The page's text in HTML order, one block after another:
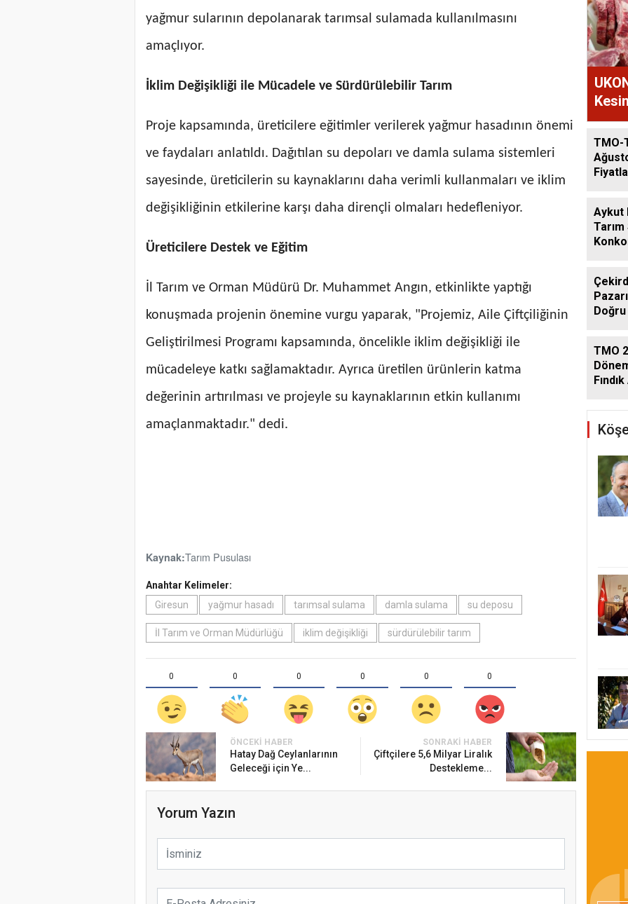
yağmur sularının depolanarak tarımsal sulamada kullanılmasını
amaçlıyor.
İklim Değişikliği ile Mücadele ve Sürdürülebilir Tarım
Proje kapsamında, üreticilere eğitimler verilerek yağmur hasadının önemi
ve faydaları anlatıldı. Dağıtılan su depoları ve damla sulama sistemleri
sayesinde, üreticilerin su kaynaklarını daha verimli kullanmaları ve iklim
değişikliğinin etkilerine karşı daha dirençli olmaları hedefleniyor.
Üreticilere Destek ve Eğitim
İl Tarım ve Orman Müdürü Dr. Muhammet Angın, etkinlikte yaptığı
konuşmada projenin önemine vurgu yaparak, "Projemiz, Aile Çiftçiliğinin
Geliştirilmesi Programı kapsamında, öncelikle iklim değişikliği ile
mücadeleye katkı sağlamaktadır. Ayrıca üretilen ürünlerin katma
değerinin artırılması ve projeyle su kaynaklarının etkin kullanımı
amaçlanmaktadır." dedi.
Kaynak:Tarım Pusulası
Anahtar Kelimeler:
Giresun
yağmur hasadı tarımsal sulama damla sulama su deposu
İl Tarım ve Orman Müdürlüğü iklim değişikliği sürdürülebilir tarım
0 0 0 0 0 0
ÖNCEKI HABER
Hatay Dağ Ceylanlarının
Geleceği için Ye...
SONRAKI HABER
Çiftçilere 5,6 Milyar Liralık
Destekleme...
Yorum Yazın
TMO-
Aykut
TMO